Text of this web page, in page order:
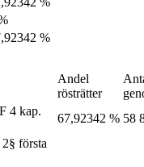
%
Andel
rösträtter
4 kap.
67,92342 % 58
första